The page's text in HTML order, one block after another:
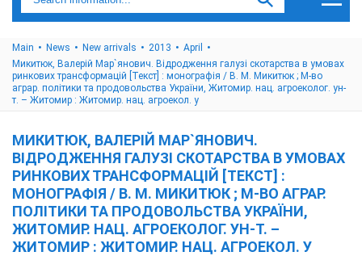
Main News New arrivals 2013
April
Микитюк, Валерій Мар`янович. Відродження галузі скотарства в умовах
ринкових трансформацій [Текст] : монографія / В. М. Микитюк ; М-во
аграр. політики та продовольства України, Житомир. нац. агроеколог. ун-
т. – Житомир : Житомир. нац. агроекол. у
МИКИТЮК, ВАЛЕРІЙ МАР`ЯНОВИЧ.
ВІДРОДЖЕННЯ ГАЛУЗІ СКОТАРСТВА В УМОВАХ
РИНКОВИХ ТРАНСФОРМАЦІЙ [ТЕКСТ] :
МОНОГРАФІЯ / В. М. МИКИТЮК ; М-ВО АГРАР.
ПОЛІТИКИ ТА ПРОДОВОЛЬСТВА УКРАЇНИ,
ЖИТОМИР. НАЦ. АГРОЕКОЛОГ. УН-Т. –
ЖИТОМИР : ЖИТОМИР. НАЦ. АГРОЕКОЛ. У